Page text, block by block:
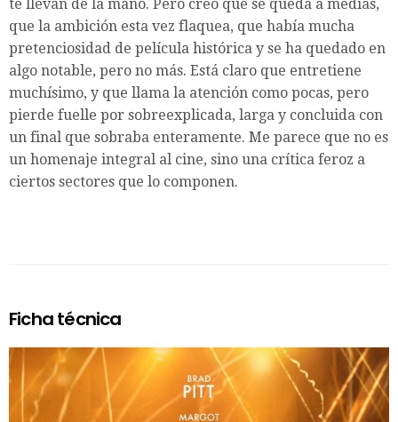
te llevan de la mano. Pero creo que se queda a medias,
que la ambición esta vez flaquea, que había mucha
pretenciosidad de película histórica y se ha quedado en
algo notable, pero no más. Está claro que entretiene
muchísimo, y que llama la atención como pocas, pero
pierde fuelle por sobreexplicada, larga y concluida con
un final que sobraba enteramente. Me parece que no es
un homenaje integral al cine, sino una crítica feroz a
ciertos sectores que lo componen.
Ficha técnica